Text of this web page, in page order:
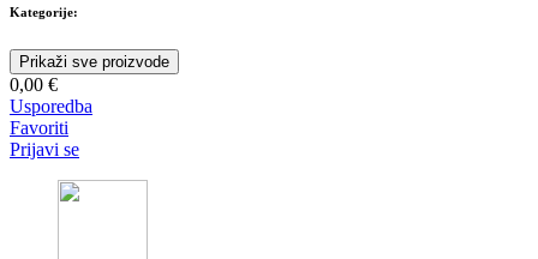
Kategorije:
Prikaži sve proizvode
0,00 €
Usporedba
Favoriti
Prijavi se